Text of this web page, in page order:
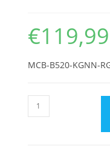
€119,99
MCB-B520-KGNN-